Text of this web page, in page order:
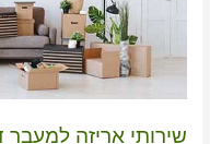
שירותי אריזה למעבר